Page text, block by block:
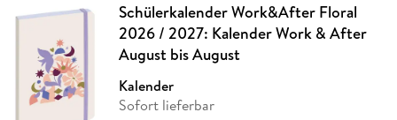
Schülerkalender Work&After Floral
2026 / 2027: Kalender Work & After
August bis August
Kalender
Sofort lieferbar